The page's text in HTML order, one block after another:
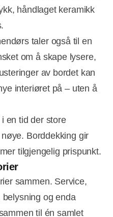
håndlaget keramikk
taler også til en
om å skape lysere,
av bordet kan
interiøret på – uten å
en tid der store
Borddekking gir
tilgjengelig prispunkt.
sammen. Service,
og enda
til én samlet